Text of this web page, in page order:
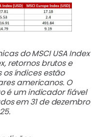
do MSCI USA Index
retornos brutos e
os índices estão
americanos. O
é um indicador fiável
em 31 de dezembro